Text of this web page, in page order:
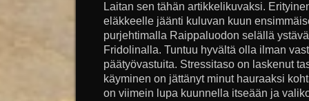
Laitan sen tähän artikkelikuvaksi.
eläkkeelle jäänti kuluvan kuun
purjehtimalla Raippaluodon selällä
Fridolinalla. Tuntuu hyvältä olla ilman
päätyövastuita. Stressitaso on laskenut
käyminen on jättänyt minut hauraaksi
on viimein lupa kuunnella itseään ja